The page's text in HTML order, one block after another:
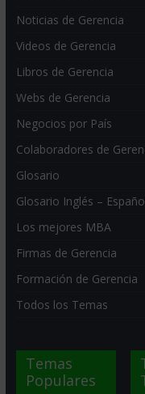
Noticias de Gerencia
Videos de Gerencia
Libros de Gerencia
Webs de Gerencia
Negocios por País
Colaboradores de
Glosario
Glosario Inglés –
Los mejores MBA
Firmas de Gerencia
Formación de Gerencia
Todos los Temas
Temas
Populares